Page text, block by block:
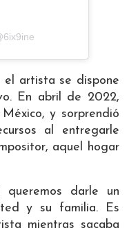
el artista se dispone
En abril de 2022,
y sorprendió
al entregarle
aquel hogar
queremos darle un
y su familia. Es
mientras sacaba